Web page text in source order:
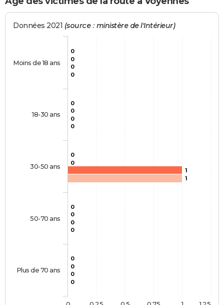
Données 2021 (source : ministère de l'Intérieur)
0
0
0
0
0
0
0
0
0
0
0
0
1
0
0
0
0
1
0
0
Moins de 18 ans
18-30 ans
30-50 ans
50-70 ans
Plus de 70 ans